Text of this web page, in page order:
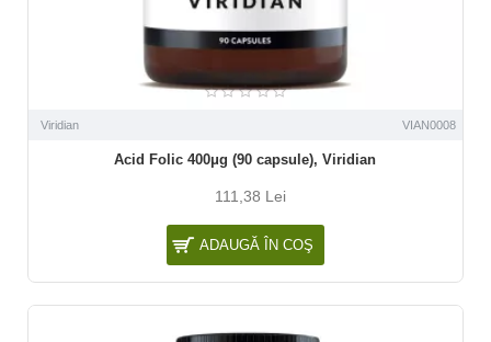
Viridian VIAN0008
Acid Folic 400μg (90 capsule), Viridian
111,38 Lei
ADAUGĂ ÎN COŞ